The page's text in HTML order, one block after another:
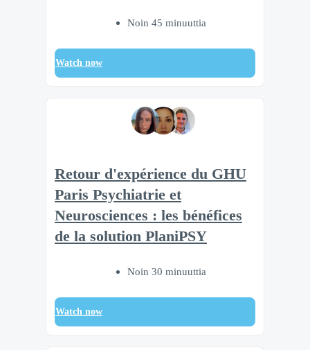
Noin 45 minuuttia
Watch now
Retour d'expérience du GHU
Paris Psychiatrie et
Neurosciences : les bénéfices
de la solution PlaniPSY
Noin 30 minuuttia
Watch now